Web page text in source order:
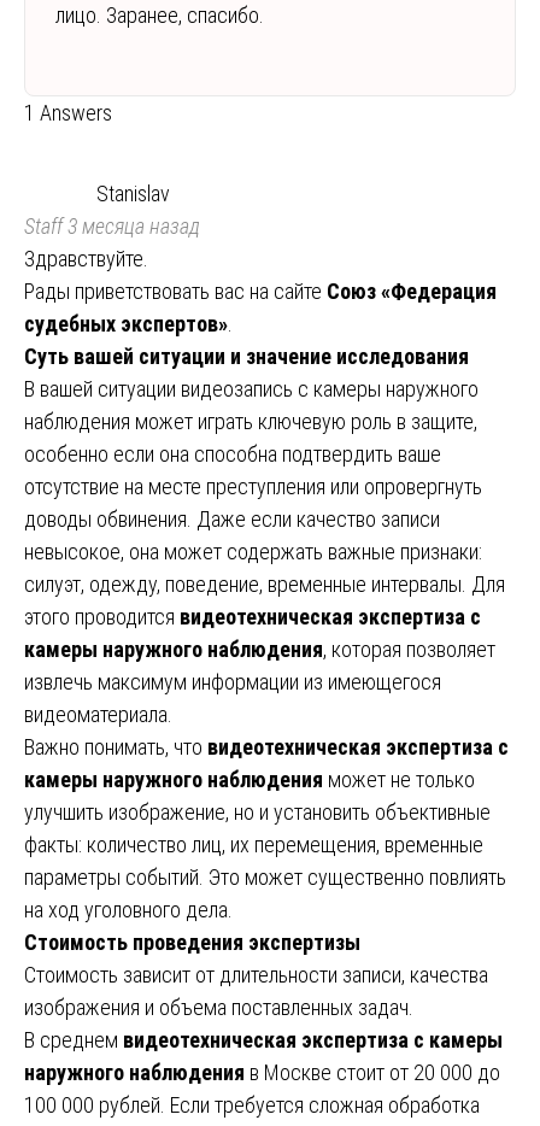
лицо. Заранее, спасибо.
1 Answers
Stanislav
Staff3 месяца назад
Здравствуйте.
Рады приветствовать вас на сайте Союз «Федерация
судебных экспертов»
Суть вашей ситуации и значение исследования
В вашей ситуации видеозапись с камеры наружного
наблюдения может играть ключевую роль в защите,
особенно если она способна подтвердить ваше
отсутствие на месте преступления или опровергнуть
доводы обвинения. Даже если качество записи
невысокое, она может содержать важные признаки:
силуэт, одежду, поведение, временные интервалы. Для
этого проводится видеотехническая экспертиза с
камеры наружного наблюдения, которая позволяет
извлечь максимум информации из имеющегося
видеоматериала.
Важно понимать, что видеотехническая экспертиза с
камеры наружного наблюдения может не только
улучшить изображение, но и установить объективные
факты: количество лиц, их перемещения, временные
параметры событий. Это может существенно повлиять
на ход уголовного дела.
Стоимость проведения экспертизы
Стоимость зависит от длительности записи, качества
изображения и объема поставленных задач.
В среднем видеотехническая экспертиза с камеры
наружного наблюдения в Москве стоит от 20 000 до
100 000 рублей. Если требуется сложная обработка